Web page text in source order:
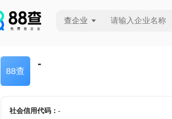
查企业
88查
-
社会信用代码： -